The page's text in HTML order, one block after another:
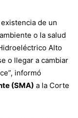
de un
o la salud
Alto
o llegar a cambiar
informó
(SMA) a la Corte